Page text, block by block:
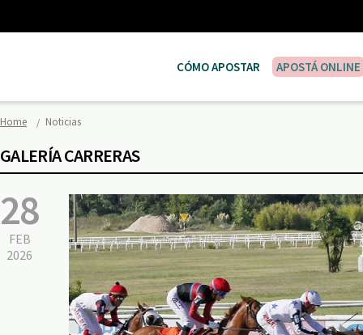
CÓMO APOSTAR APOSTÁ ONLINE
Home Noticias
GALERÍA CARRERAS
28
FEB
2026